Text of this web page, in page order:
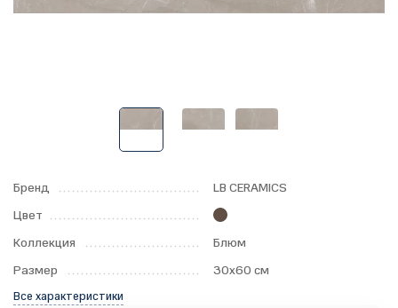
Бренд
LB CERAMICS
Цвет
Коллекция
Блюм
Размер
30x60 см
Все характеристики